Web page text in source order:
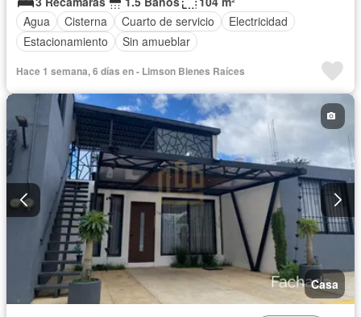
Agua
Cisterna Cuarto de servicio
Electricidad
Estacionamiento
Sin amueblar
Hace 1 semana, 6 días en - Limson Bienes Raíces
Casa